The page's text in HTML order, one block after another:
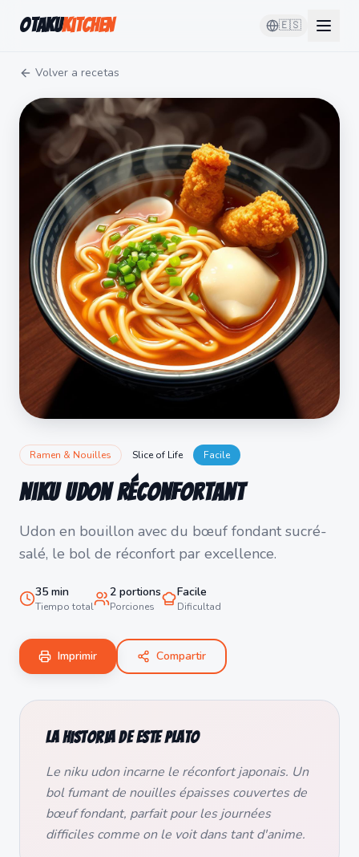
OtakuKitchen 🇪🇸
Volver a recetas
Ramen & Nouilles Slice of Life Facile
Niku Udon Réconfortant
Udon en bouillon avec du bœuf fondant sucré-
salé, le bol de réconfort par excellence.
35 min
Tiempo total
2 portions
Porciones
Facile
Dificultad
Imprimir Compartir
La historia de este plato
Le niku udon incarne le réconfort japonais. Un
bol fumant de nouilles épaisses couvertes de
bœuf fondant, parfait pour les journées
difficiles comme on le voit dans tant d'anime.